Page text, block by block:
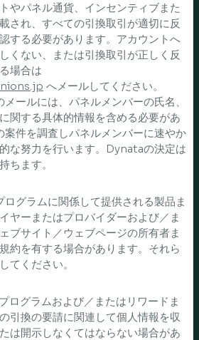
やパネル通貨、インセンティブまた
され、すべての引換取引が適切に反
する必要があります。アカウントへ
くない、または引換取引が正しく反
場合は
へメールしてください。
ールには、パネルメンバーの氏名、
関する具体的情報を含める必要があ
件を調査しパネルメンバーに速やか
な努力を行います。Dynataの決定は
ちます。
グラムに関係して提供される製品ま
ヤーまたはプロバイダーおよび／ま
ブサイト／ウェブページの所有者ま
約を有する場合があります。それら
てください。
ログラムおよび／またはリワードま
引換の要請に関連して個人情報を収
は開示しなくてはならない場合があ